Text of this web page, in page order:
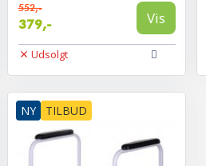
552,-
379,- Vis
Udsolgt
NY TILBUD